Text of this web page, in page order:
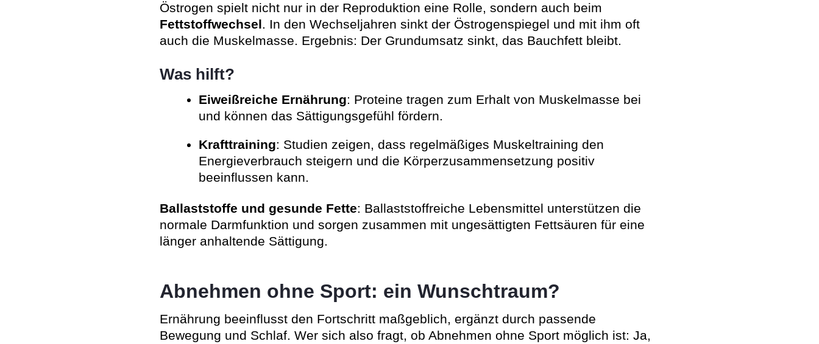
Östrogen spielt nicht nur in der Reproduktion eine Rolle, sondern auch beim
Fettstoffwechsel. In den Wechseljahren sinkt der Östrogenspiegel und mit ihm oft
auch die Muskelmasse. Ergebnis: Der Grundumsatz sinkt, das Bauchfett bleibt.
Was hilft?
Eiweißreiche Ernährung: Proteine tragen zum Erhalt von Muskelmasse bei
und können das Sättigungsgefühl fördern.
Krafttraining: Studien zeigen, dass regelmäßiges Muskeltraining den
Energieverbrauch steigern und die Körperzusammensetzung positiv
beeinflussen kann.
Ballaststoffe und gesunde Fette: Ballaststoffreiche Lebensmittel unterstützen die
normale Darmfunktion und sorgen zusammen mit ungesättigten Fettsäuren für eine
länger anhaltende Sättigung.
Abnehmen ohne Sport: ein Wunschtraum?
Ernährung beeinflusst den Fortschritt maßgeblich, ergänzt durch passende
Bewegung und Schlaf. Wer sich also fragt, ob Abnehmen ohne Sport möglich ist: Ja,